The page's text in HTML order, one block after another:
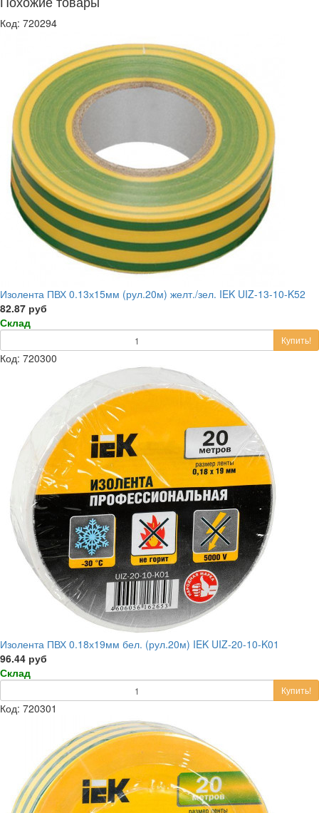
Код: 720294
Изолента ПВХ 0.13х15мм (рул.20м) желт./зел. IEK UIZ-13-10-K52
82.87 руб
Склад
Купить!
Код: 720300
Изолента ПВХ 0.18х19мм бел. (рул.20м) IEK UIZ-20-10-K01
96.44 руб
Склад
Купить!
Код: 720301